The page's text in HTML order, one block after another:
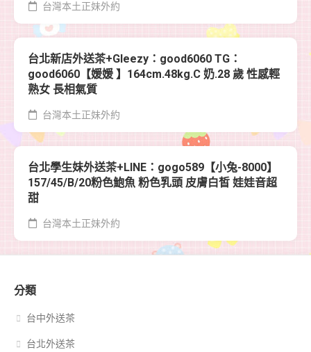
台灣本土正妹外約
台北新店外送茶+Gleezy：good6060 TG：
good6060【媛媛 】164cm.48kg.C 奶.28 歲 性感輕
熟女 長相氣質
台灣本土正妹外約
台北學生妹外送茶+LINE：gogo589【小兔-8000】
157/45/B/20粉色鮑魚 粉色乳頭 皮膚白皙 娃娃音超
甜
台灣本土正妹外約
分類
台中外送茶
台北外送茶